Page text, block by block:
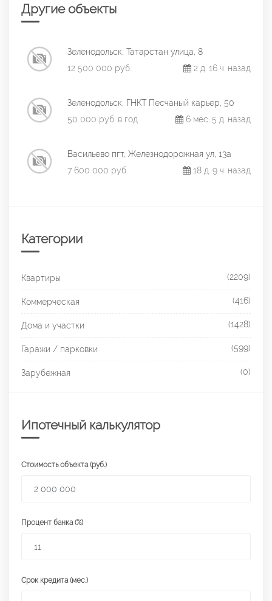
Другие объекты
Зеленодольск, Татарстан улица, 8
12 500 000 руб.
2 д. 16 ч. назад
Зеленодольск, ГНКТ Песчаный карьер, 50
50 000 руб. в год
6 мес. 5 д. назад
Васильево пгт, Железнодорожная ул, 13а
7 600 000 руб.
18 д. 9 ч. назад
Категории
Квартиры (2209)
Коммерческая (416)
Дома и участки (1428)
Гаражи / парковки (599)
Зарубежная (0)
Ипотечный калькулятор
Стоимость объекта (руб.)
Процент банка (%)
Срок кредита (мес.)